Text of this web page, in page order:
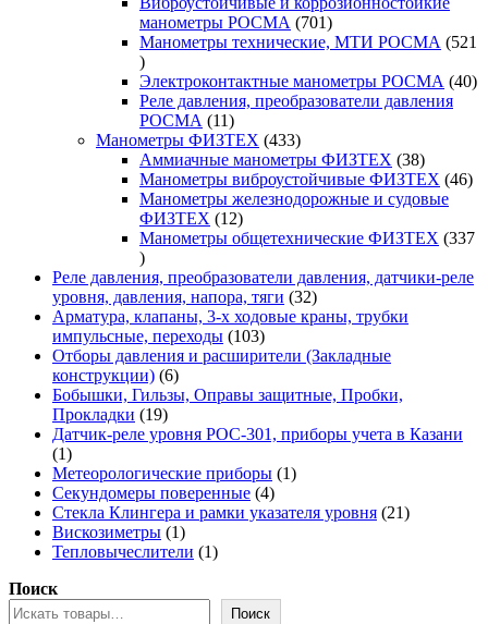
манометры РОСМА
701701
товар
Манометры технические, МТИ РОСМА
521
521
товар
Электроконтактные манометры РОСМА 4040
Реле давления, преобразователи давления
РОСМА
1111
товаров
Манометры ФИЗТЕХ 433433
товара
Аммиачные манометры ФИЗТЕХ 3838
товаров
Манометры виброустойчивые ФИЗТЕХ 4646
Манометры железнодорожные и судовые
ФИЗТЕХ
1212
товаров
Манометры общетехнические ФИЗТЕХ 337
337
товаров
Реле давления, преобразователи давления, датчики-реле
уровня, давления, напора, тяги 3232
товара
Арматура, клапаны, 3-х ходовые краны, трубки
импульсные, переходы 103103
товара
Отборы давления и расширители (Закладные
конструкции) 66
товаров
Бобышки, Гильзы, Оправы защитные, Пробки,
Прокладки
1919
товаров
Датчик-реле уровня РОС-301, приборы учета в Казани
11
товар
Метеорологические приборы 11
Секундомеры поверенные 44
товара
Стекла Клингера и рамки указателя уровня 2121
Вискозиметры 11
товар
Тепловычеслители 11
Поиск
Поиск